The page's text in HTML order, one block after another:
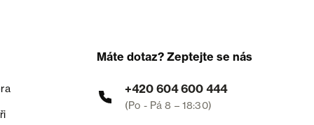
Máte dotaz? Zeptejte se nás
+420 604 600 444
(Po - Pá 8 – 18:30)